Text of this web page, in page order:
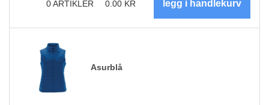
0ARTIKLER 0.00 KR
Asurblå